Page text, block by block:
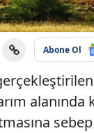
Abone Ol
alanında